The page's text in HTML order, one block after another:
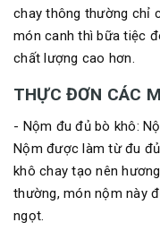
chay thông thường chỉ
món canh thì bữa tiệc
chất lượng cao hơn.
THỰC ĐƠN CÁC
- Nộm đu đủ bò khô:
Nộm được làm từ đu
khô chay tạo nên
thường, món nộm này
ngọt.